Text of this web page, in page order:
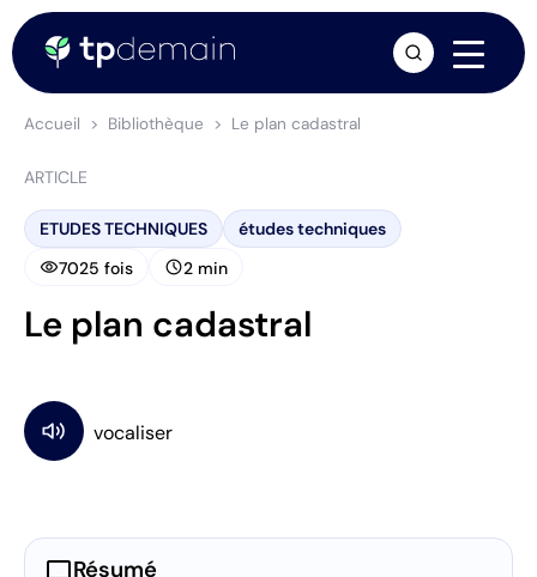
Accueil Bibliothèque Le plan cadastral
ARTICLE
ETUDES TECHNIQUES études techniques
visibility7025 fois schedule2 min
Le plan cadastral
Résumé
arrow_forward